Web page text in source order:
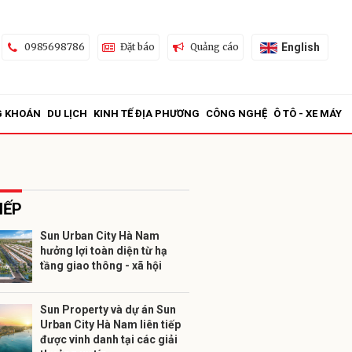
0985698786 Đặt báo Quảng cáo English
KHOÁN DU LỊCH KINH TẾ ĐỊA PHƯƠNG CÔNG NGHỆ Ô TÔ - XE MÁY
Sun Urban City Hà Nam
hưởng lợi toàn diện từ hạ
tầng giao thông - xã hội
Sun Property và dự án Sun
Urban City Hà Nam liên tiếp
được vinh danh tại các giải